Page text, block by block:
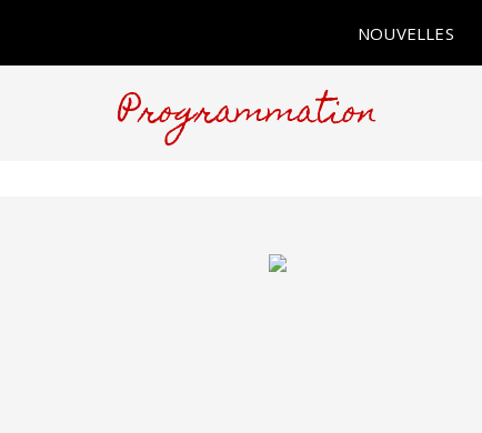
NOUVELLES
Programmation